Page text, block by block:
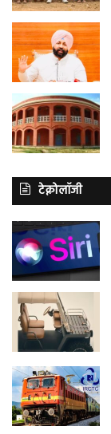
टेक्नोलॉजी